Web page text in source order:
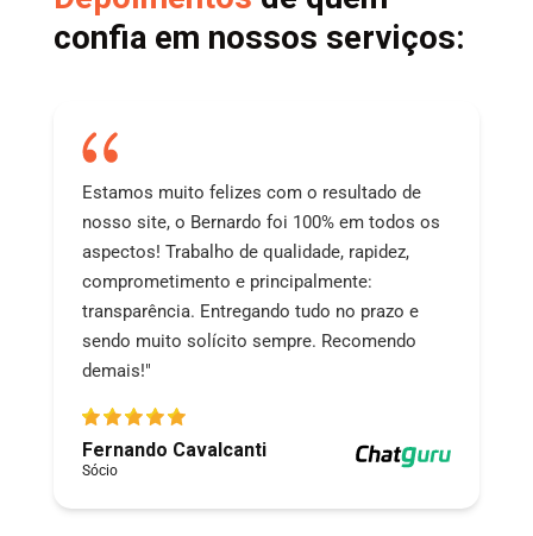
confia em nossos serviços:
Estamos muito felizes com o resultado de
nosso site, o Bernardo foi 100% em todos os
aspectos! Trabalho de qualidade, rapidez,
comprometimento e principalmente:
transparência. Entregando tudo no prazo e
sendo muito solícito sempre. Recomendo
demais!"
Fernando Cavalcanti
Sócio